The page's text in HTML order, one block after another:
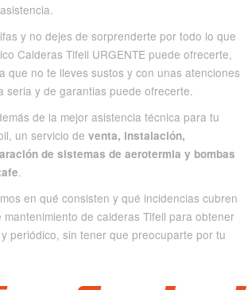
y no dejes de sorprenderte por todo lo que
Calderas Tifell URGENTE puede ofrecerte,
que no te lleves sustos y con unas atenciones
seria y de garantias puede ofrecerte.
de la mejor asistencia técnica para tu
un servicio de venta, instalación,
de sistemas de aerotermia y bombas
.
en qué consisten y qué incidencias cubren
de calderas Tifell para obtener
periódico, sin tener que preocuparte por tu